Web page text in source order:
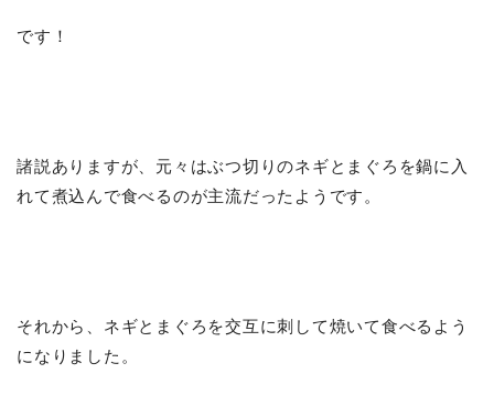
です！
諸説ありますが、元々はぶつ切りのネギとまぐろを鍋に入
れて煮込んで食べるのが主流だったようです。
それから、ネギとまぐろを交互に刺して焼いて食べるよう
になりました。